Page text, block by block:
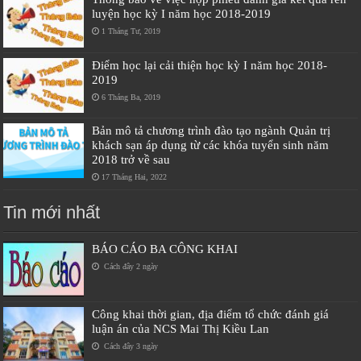
luyện học kỳ I năm học 2018-2019
1 Tháng Tư, 2019
Điểm học lại cải thiện học kỳ I năm học 2018-
2019
6 Tháng Ba, 2019
Bản mô tả chương trình đào tạo ngành Quản trị
khách sạn áp dụng từ các khóa tuyển sinh năm
2018 trở về sau
17 Tháng Hai, 2022
Tin mới nhất
BÁO CÁO BA CÔNG KHAI
Cách đây 2 ngày
Công khai thời gian, địa điểm tổ chức đánh giá
luận án của NCS Mai Thị Kiều Lan
Cách đây 3 ngày